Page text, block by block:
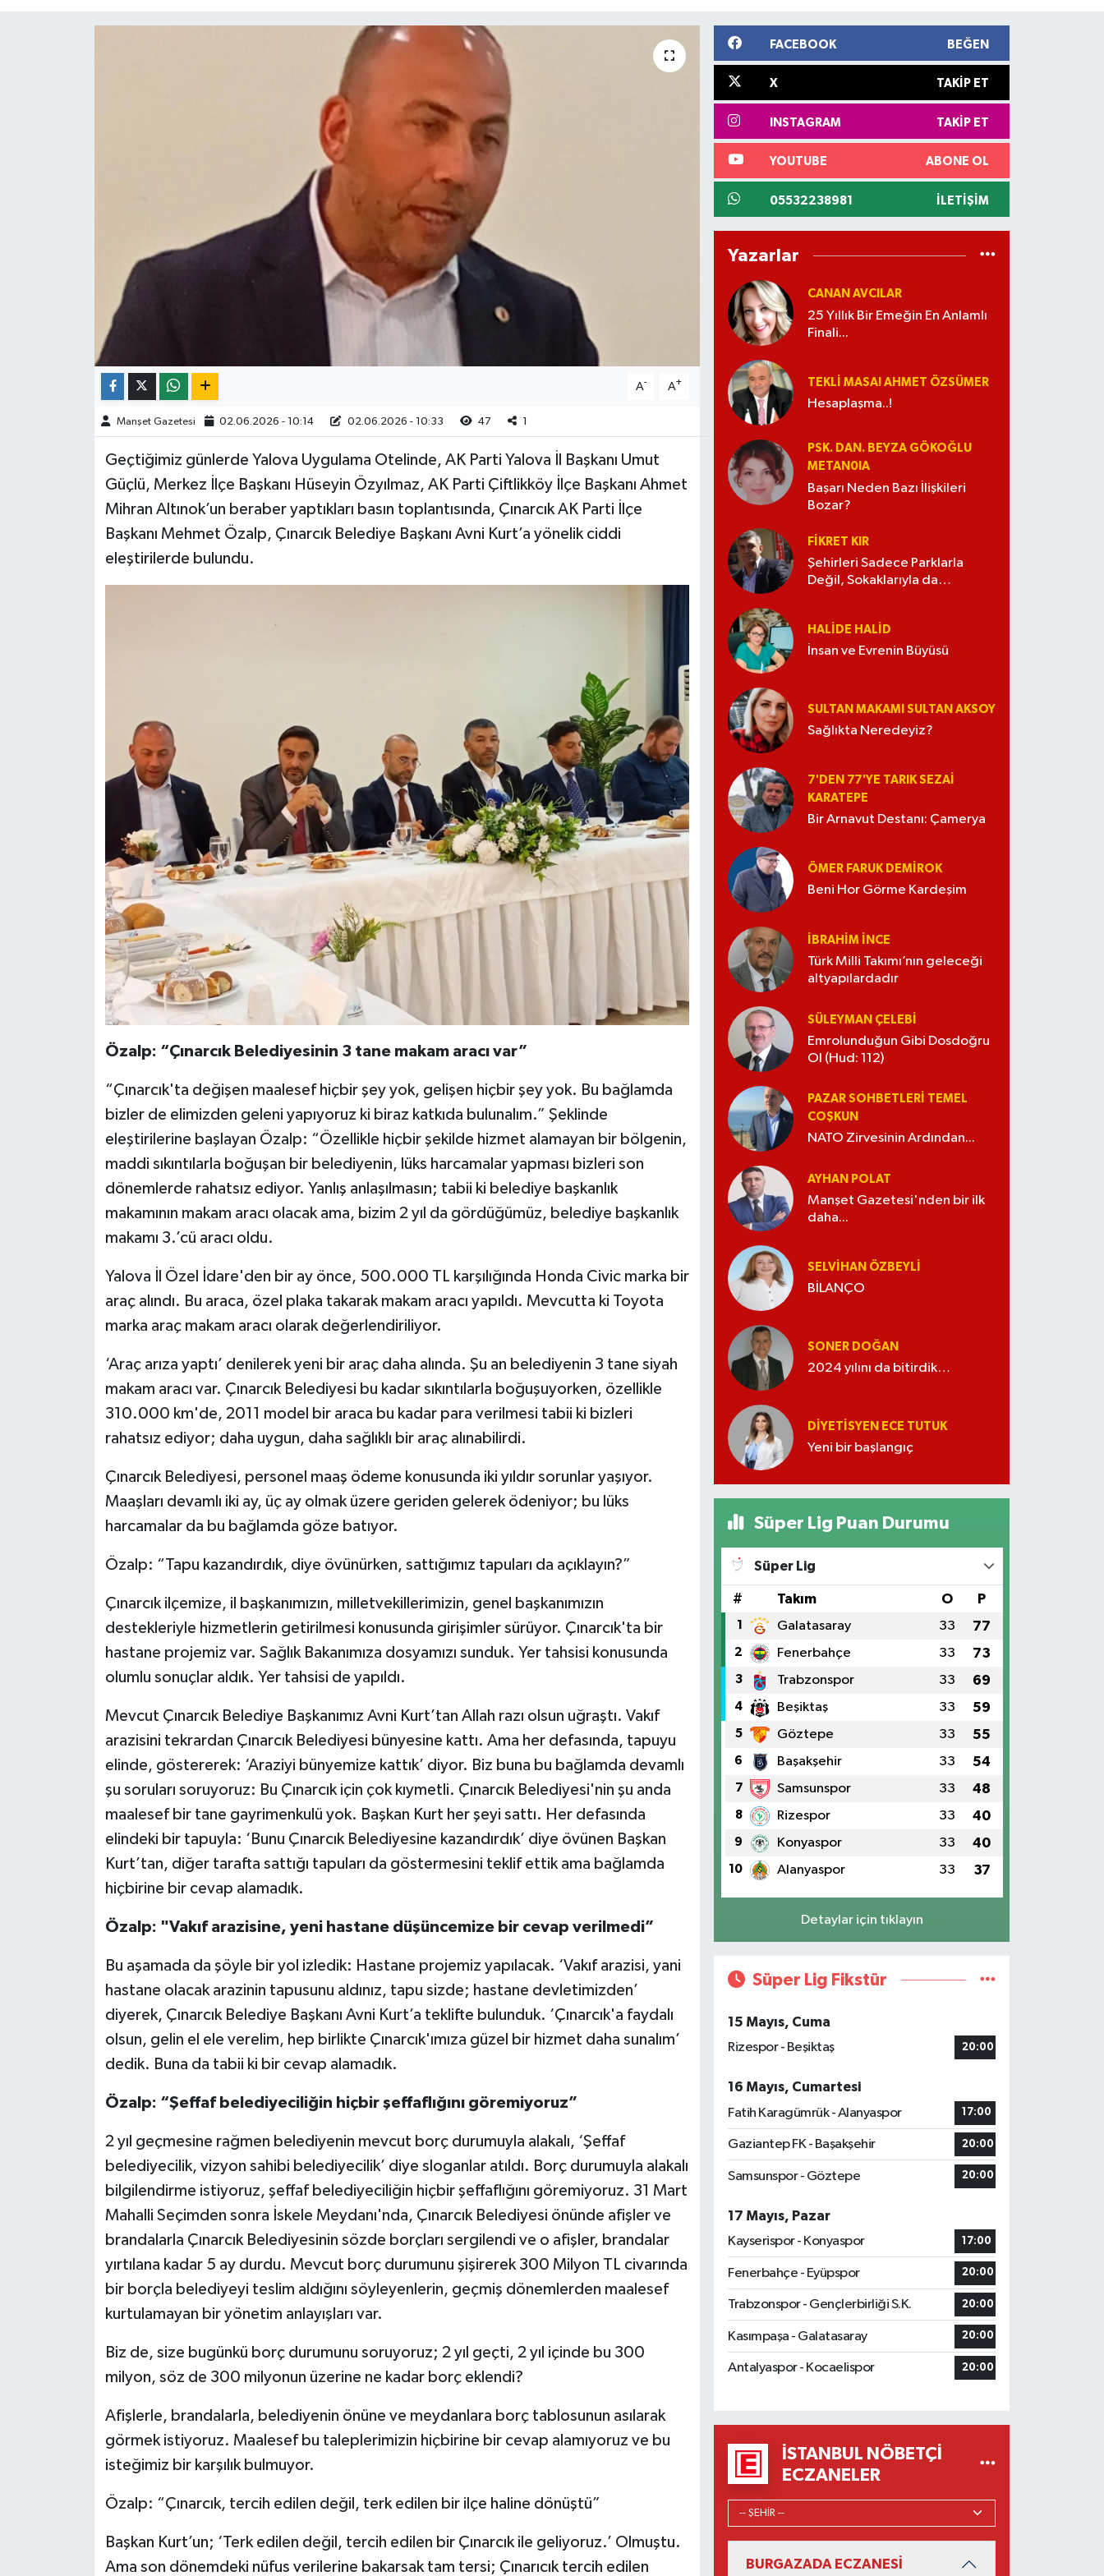
A- A+
Manşet Gazetesi 02.06.2026 - 10:14 02.06.2026 - 10:33 47 1
Geçtiğimiz günlerde Yalova Uygulama Otelinde, AK Parti Yalova İl Başkanı Umut
Güçlü, Merkez İlçe Başkanı Hüseyin Özyılmaz, AK Parti Çiftlikköy İlçe Başkanı Ahmet
Mihran Altınok’un beraber yaptıkları basın toplantısında, Çınarcık AK Parti İlçe
Başkanı Mehmet Özalp, Çınarcık Belediye Başkanı Avni Kurt’a yönelik ciddi
eleştirilerde bulundu.
Özalp: “Çınarcık Belediyesinin 3 tane makam aracı var”
“Çınarcık'ta değişen maalesef hiçbir şey yok, gelişen hiçbir şey yok. Bu bağlamda
bizler de elimizden geleni yapıyoruz ki biraz katkıda bulunalım.” Şeklinde
eleştirilerine başlayan Özalp: “Özellikle hiçbir şekilde hizmet alamayan bir bölgenin,
maddi sıkıntılarla boğuşan bir belediyenin, lüks harcamalar yapması bizleri son
dönemlerde rahatsız ediyor. Yanlış anlaşılmasın; tabii ki belediye başkanlık
makamının makam aracı olacak ama, bizim 2 yıl da gördüğümüz, belediye başkanlık
makamı 3.’cü aracı oldu.
Yalova İl Özel İdare'den bir ay önce, 500.000 TL karşılığında Honda Civic marka bir
araç alındı. Bu araca, özel plaka takarak makam aracı yapıldı. Mevcutta ki Toyota
marka araç makam aracı olarak değerlendiriliyor.
‘Araç arıza yaptı’ denilerek yeni bir araç daha alında. Şu an belediyenin 3 tane siyah
makam aracı var. Çınarcık Belediyesi bu kadar sıkıntılarla boğuşuyorken, özellikle
310.000 km'de, 2011 model bir araca bu kadar para verilmesi tabii ki bizleri
rahatsız ediyor; daha uygun, daha sağlıklı bir araç alınabilirdi.
Çınarcık Belediyesi, personel maaş ödeme konusunda iki yıldır sorunlar yaşıyor.
Maaşları devamlı iki ay, üç ay olmak üzere geriden gelerek ödeniyor; bu lüks
harcamalar da bu bağlamda göze batıyor.
Özalp: “Tapu kazandırdık, diye övünürken, sattığımız tapuları da açıklayın?”
Çınarcık ilçemize, il başkanımızın, milletvekillerimizin, genel başkanımızın
destekleriyle hizmetlerin getirilmesi konusunda girişimler sürüyor. Çınarcık'ta bir
hastane projemiz var. Sağlık Bakanımıza dosyamızı sunduk. Yer tahsisi konusunda
olumlu sonuçlar aldık. Yer tahsisi de yapıldı.
Mevcut Çınarcık Belediye Başkanımız Avni Kurt’tan Allah razı olsun uğraştı. Vakıf
arazisini tekrardan Çınarcık Belediyesi bünyesine kattı. Ama her defasında, tapuyu
elinde, göstererek: ‘Araziyi bünyemize kattık’ diyor. Biz buna bu bağlamda devamlı
şu soruları soruyoruz: Bu Çınarcık için çok kıymetli. Çınarcık Belediyesi'nin şu anda
maalesef bir tane gayrimenkulü yok. Başkan Kurt her şeyi sattı. Her defasında
elindeki bir tapuyla: ‘Bunu Çınarcık Belediyesine kazandırdık’ diye övünen Başkan
Kurt’tan, diğer tarafta sattığı tapuları da göstermesini teklif ettik ama bağlamda
hiçbirine bir cevap alamadık.
Özalp: "Vakıf arazisine, yeni hastane düşüncemize bir cevap verilmedi”
Bu aşamada da şöyle bir yol izledik: Hastane projemiz yapılacak. ‘Vakıf arazisi, yani
hastane olacak arazinin tapusunu aldınız, tapu sizde; hastane devletimizden’
diyerek, Çınarcık Belediye Başkanı Avni Kurt’a teklifte bulunduk. ‘Çınarcık'a faydalı
olsun, gelin el ele verelim, hep birlikte Çınarcık'ımıza güzel bir hizmet daha sunalım’
dedik. Buna da tabii ki bir cevap alamadık.
Özalp: “Şeffaf belediyeciliğin hiçbir şeffaflığını göremiyoruz”
2 yıl geçmesine rağmen belediyenin mevcut borç durumuyla alakalı, ‘Şeffaf
belediyecilik, vizyon sahibi belediyecilik’ diye sloganlar atıldı. Borç durumuyla alakalı
bilgilendirme istiyoruz, şeffaf belediyeciliğin hiçbir şeffaflığını göremiyoruz. 31 Mart
Mahalli Seçimden sonra İskele Meydanı'nda, Çınarcık Belediyesi önünde afişler ve
brandalarla Çınarcık Belediyesinin sözde borçları sergilendi ve o afişler, brandalar
yırtılana kadar 5 ay durdu. Mevcut borç durumunu şişirerek 300 Milyon TL civarında
bir borçla belediyeyi teslim aldığını söyleyenlerin, geçmiş dönemlerden maalesef
kurtulamayan bir yönetim anlayışları var.
Biz de, size bugünkü borç durumunu soruyoruz; 2 yıl geçti, 2 yıl içinde bu 300
milyon, söz de 300 milyonun üzerine ne kadar borç eklendi?
Afişlerle, brandalarla, belediyenin önüne ve meydanlara borç tablosunun asılarak
görmek istiyoruz. Maalesef bu taleplerimizin hiçbirine bir cevap alamıyoruz ve bu
isteğimiz bir karşılık bulmuyor.
Özalp: “Çınarcık, tercih edilen değil, terk edilen bir ilçe haline dönüştü”
Başkan Kurt’un; ‘Terk edilen değil, tercih edilen bir Çınarcık ile geliyoruz.’ Olmuştu.
Ama son dönemdeki nüfus verilerine bakarsak tam tersi; Çınarıcık tercih edilen
FACEBOOK BEĞEN
X TAKIP ET
INSTAGRAM TAKIP ET
YOUTUBE ABONE OL
05532238981 İLETIŞIM
Yazarlar
CANAN AVCILAR
25 Yıllık Bir Emeğin En Anlamlı
Finali...
TEKLI MASA! AHMET ÖZSÜMER
Hesaplaşma..!
PSK. DAN. BEYZA GÖKOĞLU
METAN0IA
Başarı Neden Bazı İlişkileri
Bozar?
FIKRET KIR
Şehirleri Sadece Parklarla
Değil, Sokaklarıyla da
HALIDE HALID
İnsan ve Evrenin Büyüsü
SULTAN MAKAMI SULTAN AKSOY
Sağlıkta Neredeyiz?
7'DEN 77'YE TARIK SEZAI
KARATEPE
Bir Arnavut Destanı: Çamerya
ÖMER FARUK DEMIROK
Beni Hor Görme Kardeşim
İBRAHIM İNCE
Türk Milli Takımı’nın geleceği
altyapılardadır
SÜLEYMAN ÇELEBI
Emrolunduğun Gibi Dosdoğru
Ol (Hud: 112)
PAZAR SOHBETLERI TEMEL
COŞKUN
NATO Zirvesinin Ardından...
AYHAN POLAT
Manşet Gazetesi'nden bir ilk
daha...
SELVIHAN ÖZBEYLI
BİLANÇO
SONER DOĞAN
2024 yılını da bitirdik…
DIYETISYEN ECE TUTUK
Yeni bir başlangıç
Süper Lig Puan Durumu
Süper Lig
# Takım O P
1 Galatasaray 33 77
2 Fenerbahçe 33 73
3 Trabzonspor 33 69
4 Beşiktaş 33 59
5 Göztepe 33 55
6 Başakşehir 33 54
7 Samsunspor 33 48
8 Rizespor 33 40
9 Konyaspor 33 40
10 Alanyaspor 33 37
Detaylar için tıklayın
Süper Lig Fikstür
15 Mayıs, Cuma
Rizespor - Beşiktaş
20:00
16 Mayıs, Cumartesi
Fatih Karagümrük - Alanyaspor
17:00
Gaziantep FK - Başakşehir 20:00
Samsunspor - Göztepe 20:00
17 Mayıs, Pazar
Kayserispor - Konyaspor
17:00
Fenerbahçe - Eyüpspor 20:00
Trabzonspor - Gençlerbirliği S.K. 20:00
Kasımpaşa - Galatasaray 20:00
Antalyaspor - Kocaelispor 20:00
İSTANBUL NÖBETÇI
ECZANELER
BURGAZADA ECZANESİ